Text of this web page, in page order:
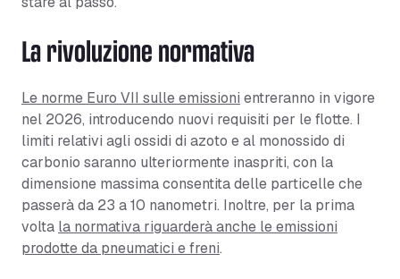
La rivoluzione normativa
Le norme Euro VII sulle emissioni entreranno in vigore
nel 2026, introducendo nuovi requisiti per le flotte. I
limiti relativi agli ossidi di azoto e al monossido di
carbonio saranno ulteriormente inaspriti, con la
dimensione massima consentita delle particelle che
passerà da 23 a 10 nanometri. Inoltre, per la prima
volta la normativa riguarderà anche le emissioni
prodotte da pneumatici e freni.